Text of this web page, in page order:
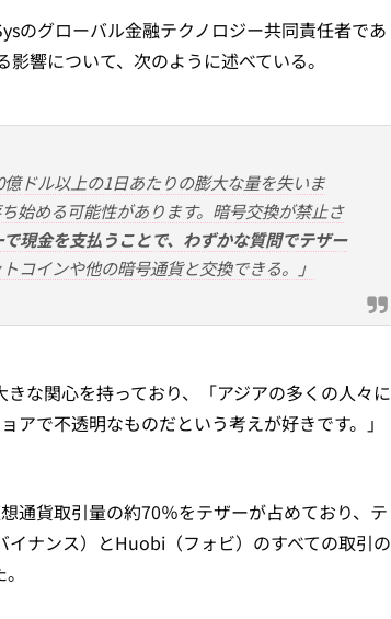
のグローバル金融テクノロジー共同責任者であ
響について、次のように述べている。
ドル以上の1日あたりの膨大な量を失いま
始める可能性があります。暗号交換が禁止さ
現金を支払うことで、わずかな質問でテザー
コインや他の暗号通貨と交換できる。」
な関心を持っており、「アジアの多くの人々に
アで不透明なものだという考えが好きです。」
通貨取引量の約70％をテザーが占めており、テ
ナンス）とHuobi（フォビ）のすべての取引の